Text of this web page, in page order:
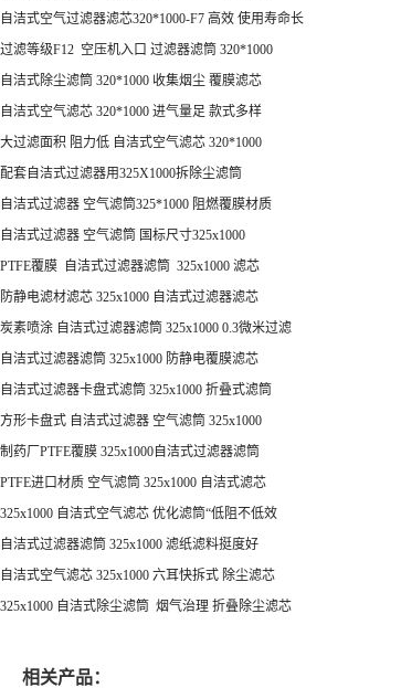
自洁式空气过滤器滤芯320*1000-F7 高效 使用寿命长
过滤等级F12 空压机入口 过滤器滤筒 320*1000
自洁式除尘滤筒 320*1000 收集烟尘 覆膜滤芯
自洁式空气滤芯 320*1000 进气量足 款式多样
大过滤面积 阻力低 自洁式空气滤芯 320*1000
配套自洁式过滤器用325X1000拆除尘滤筒
自洁式过滤器 空气滤筒325*1000 阻燃覆膜材质
自洁式过滤器 空气滤筒 国标尺寸325x1000
PTFE覆膜 自洁式过滤器滤筒 325x1000 滤芯
防静电滤材滤芯 325x1000 自洁式过滤器滤芯
炭素喷涂 自洁式过滤器滤筒 325x1000 0.3微米过滤
自洁式过滤器滤筒 325x1000 防静电覆膜滤芯
自洁式过滤器卡盘式滤筒 325x1000 折叠式滤筒
方形卡盘式 自洁式过滤器 空气滤筒 325x1000
制药厂PTFE覆膜 325x1000自洁式过滤器滤筒
PTFE进口材质 空气滤筒 325x1000 自洁式滤芯
325x1000 自洁式空气滤芯 优化滤筒“低阻不低效
自洁式过滤器滤筒 325x1000 滤纸滤料挺度好
自洁式空气滤芯 325x1000 六耳快拆式 除尘滤芯
325x1000 自洁式除尘滤筒 烟气治理 折叠除尘滤芯
相关产品：